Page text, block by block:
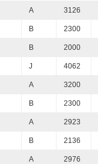
A 3126
B 2300
B 2000
J 4062
A 3200
B 2300
A 2923
B 2136
A 2976